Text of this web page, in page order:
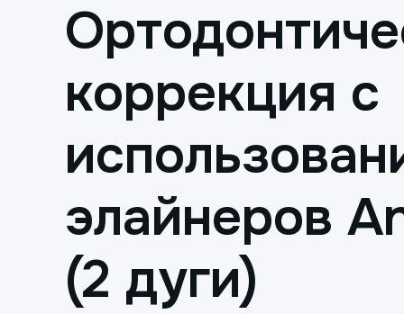
коррекция с
элайнеров
(2 дуги)